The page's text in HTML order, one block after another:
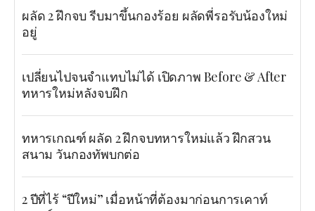
ผลัด 2 ฝึกจบ รีบมาขึ้นกองร้อย ผลัดพี่รอรับน้องใหม่
อยู่
เปลี่ยนไปจนจำแทบไม่ได้ เปิดภาพ Before & After
ทหารใหม่หลังจบฝึก
ทหารเกณฑ์ ผลัด 2 ฝึกจบทหารใหม่แล้ว ฝึกสวน
สนาม วันกองทัพบกต่อ
2 ปีที่ไร้ “ปีใหม่” เมื่อหน้าที่ต้องมาก่อนการเคาท์